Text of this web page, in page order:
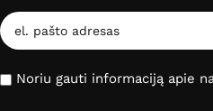
Noriu gauti informaciją apie